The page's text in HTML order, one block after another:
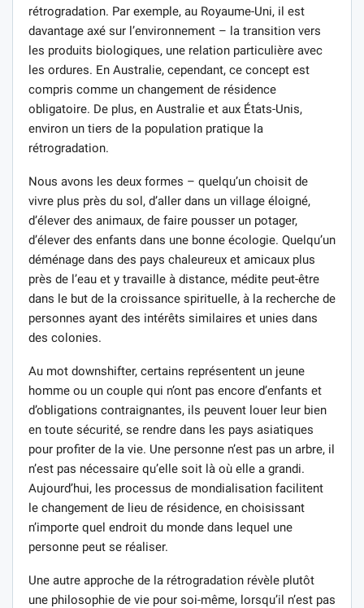
rétrogradation. Par exemple, au Royaume-Uni, il est
davantage axé sur l’environnement – la transition vers
les produits biologiques, une relation particulière avec
les ordures. En Australie, cependant, ce concept est
compris comme un changement de résidence
obligatoire. De plus, en Australie et aux États-Unis,
environ un tiers de la population pratique la
rétrogradation.
Nous avons les deux formes – quelqu’un choisit de
vivre plus près du sol, d’aller dans un village éloigné,
d’élever des animaux, de faire pousser un potager,
d’élever des enfants dans une bonne écologie. Quelqu’un
déménage dans des pays chaleureux et amicaux plus
près de l’eau et y travaille à distance, médite peut-être
dans le but de la croissance spirituelle, à la recherche de
personnes ayant des intérêts similaires et unies dans
des colonies.
Au mot downshifter, certains représentent un jeune
homme ou un couple qui n’ont pas encore d’enfants et
d’obligations contraignantes, ils peuvent louer leur bien
en toute sécurité, se rendre dans les pays asiatiques
pour profiter de la vie. Une personne n’est pas un arbre, il
n’est pas nécessaire qu’elle soit là où elle a grandi.
Aujourd’hui, les processus de mondialisation facilitent
le changement de lieu de résidence, en choisissant
n’importe quel endroit du monde dans lequel une
personne peut se réaliser.
Une autre approche de la rétrogradation révèle plutôt
une philosophie de vie pour soi-même, lorsqu’il n’est pas